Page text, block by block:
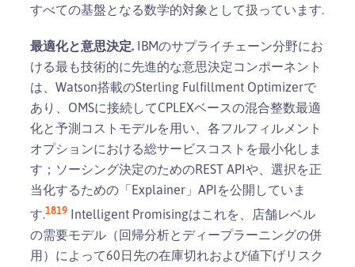
すべての基盤となる数学的対象として扱っています.
最適化と意思決定. IBMのサプライチェーン分野にお
ける最も技術的に先進的な意思決定コンポーネント
は、Watson搭載のSterling Fulfillment Optimizerで
あり、OMSに接続してCPLEXベースの混合整数最適
化と予測コストモデルを用い、各フルフィルメント
オプションにおける総サービスコストを最小化しま
す；ソーシング決定のためのREST APIや、選択を正
当化するための「Explainer」APIを公開していま
す.1819 Intelligent Promisingはこれを、店舗レベル
の需要モデル（回帰分析とディープラーニングの併
用）によって60日先の在庫切れおよび値下げリスク